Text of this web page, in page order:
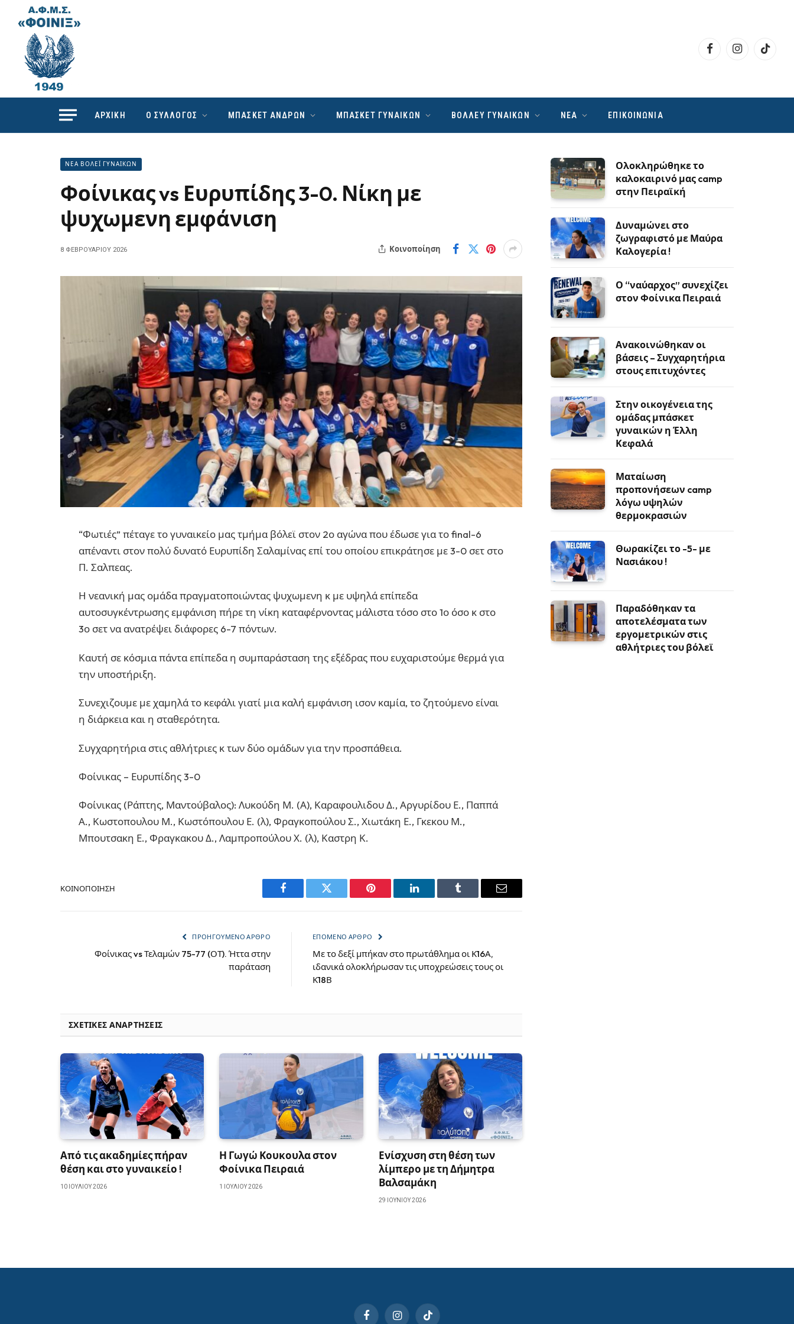
FacebookInstagramTikTok
ΑΡΧΙΚΗ Ο ΣΥΛΛΟΓΟΣ ΜΠΑΣΚΕΤ ΑΝΔΡΩΝ ΜΠΑΣΚΕΤ ΓΥΝΑΙΚΩΝ ΒΟΛΛΕΥ ΓΥΝΑΙΚΩΝ ΝΕΑ ΕΠΙΚΟΙΝΩΝΙΑ
ΝΕΑ ΒΟΛΕΪ ΓΥΝΑΙΚΩΝ
Φοίνικας vs Ευρυπίδης 3-0. Νίκη με
ψυχωμενη εμφάνιση
8 ΦΕΒΡΟΥΑΡΊΟΥ 2026 Κοινοποίηση
“Φωτιές” πέταγε το γυναικείο μας τμήμα βόλεϊ στον 2ο αγώνα που έδωσε για το final-6
απέναντι στον πολύ δυνατό Ευρυπίδη Σαλαμίνας επί του οποίου επικράτησε με 3-0 σετ στο
Π. Σαλπεας.
Η νεανική μας ομάδα πραγματοποιώντας ψυχωμενη κ με υψηλά επίπεδα
αυτοσυγκέντρωσης εμφάνιση πήρε τη νίκη καταφέρνοντας μάλιστα τόσο στο 1ο όσο κ στο
3ο σετ να ανατρέψει διάφορες 6-7 πόντων.
Καυτή σε κόσμια πάντα επίπεδα η συμπαράσταση της εξέδρας που ευχαριστούμε θερμά για
την υποστήριξη.
Συνεχιζουμε με χαμηλά το κεφάλι γιατί μια καλή εμφάνιση ισον καμία, το ζητούμενο είναι
η διάρκεια και η σταθερότητα.
Συγχαρητήρια στις αθλήτριες κ των δύο ομάδων για την προσπάθεια.
Φοίνικας – Ευρυπίδης 3-0
Φοίνικας (Ράπτης, Μαντούβαλος): Λυκούδη Μ. (Α), Καραφουλιδου Δ., Αργυρίδου Ε., Παππά
Α., Κωστοπουλου Μ., Κωστόπουλου Ε. (λ), Φραγκοπούλου Σ., Χιωτάκη Ε., Γκεκου Μ.,
Μπουτσακη Ε., Φραγκακου Δ., Λαμπροπούλου Χ. (λ), Καστρη Κ.
ΚΟΙΝΟΠΟΊΗΣΗ
Facebook Twitter Pinterest LinkedIn Tumblr Email
ΠΡΟΗΓΟΎΜΕΝΟ ΆΡΘΡΟ
Φοίνικας vs Τελαμών 75-77 (ΟΤ). Ήττα στην
παράταση
ΕΠΌΜΕΝΟ ΆΡΘΡΟ
Με το δεξί μπήκαν στο πρωτάθλημα οι Κ16Α,
ιδανικά ολοκλήρωσαν τις υποχρεώσεις τους οι
Κ18Β
ΣΧΕΤΙΚΈΣ ΑΝΑΡΤΉΣΕΙΣ
Από τις ακαδημίες πήραν
θέση και στο γυναικείο !
10 ΙΟΥΛΊΟΥ 2026
Η Γωγώ Κουκουλα στον
Φοίνικα Πειραιά
1 ΙΟΥΛΊΟΥ 2026
Ενίσχυση στη θέση των
λίμπερο με τη Δήμητρα
Βαλσαμάκη
29 ΙΟΥΝΊΟΥ 2026
Ολοκληρώθηκε το
καλοκαιρινό μας camp
στην Πειραϊκή
Δυναμώνει στο
ζωγραφιστό με Μαύρα
Καλογερία !
Ο “ναύαρχος” συνεχίζει
στον Φοίνικα Πειραιά
Ανακοινώθηκαν οι
βάσεις – Συγχαρητήρια
στους επιτυχόντες
Στην οικογένεια της
ομάδας μπάσκετ
γυναικών η Έλλη
Κεφαλά
Ματαίωση
προπονήσεων camp
λόγω υψηλών
θερμοκρασιών
Θωρακίζει το -5- με
Νασιάκου !
Παραδόθηκαν τα
αποτελέσματα των
εργομετρικών στις
αθλήτριες του βόλεϊ
FacebookInstagramTikTok